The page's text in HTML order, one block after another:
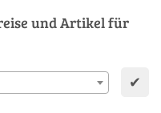
und Artikel für
✔